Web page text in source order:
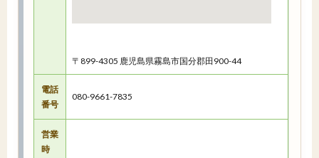
〒899-4305 鹿児島県霧島市国分郡田900-44
電話
番号
080-9661-7835
営業
時